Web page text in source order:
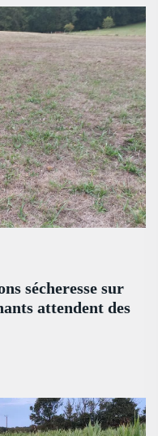
sécheresse sur
attendent des